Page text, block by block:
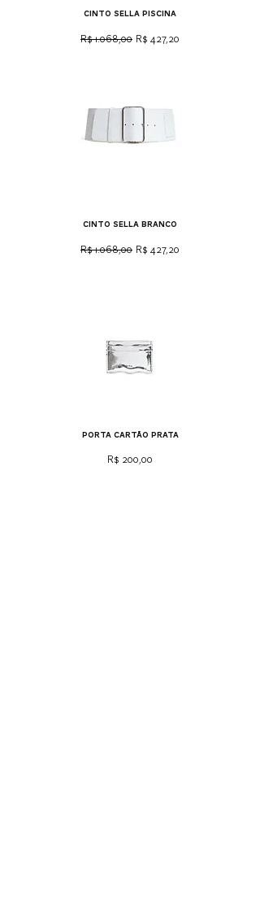
cinto sella piscina
Preço normal
R$ 1.068,00 Preço promocional
R$ 427,20
cinto sella branco
Preço normal
R$ 1.068,00 Preço promocional
R$ 427,20
porta cartão prata
Preço
R$ 200,00